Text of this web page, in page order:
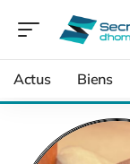
Actus Biens